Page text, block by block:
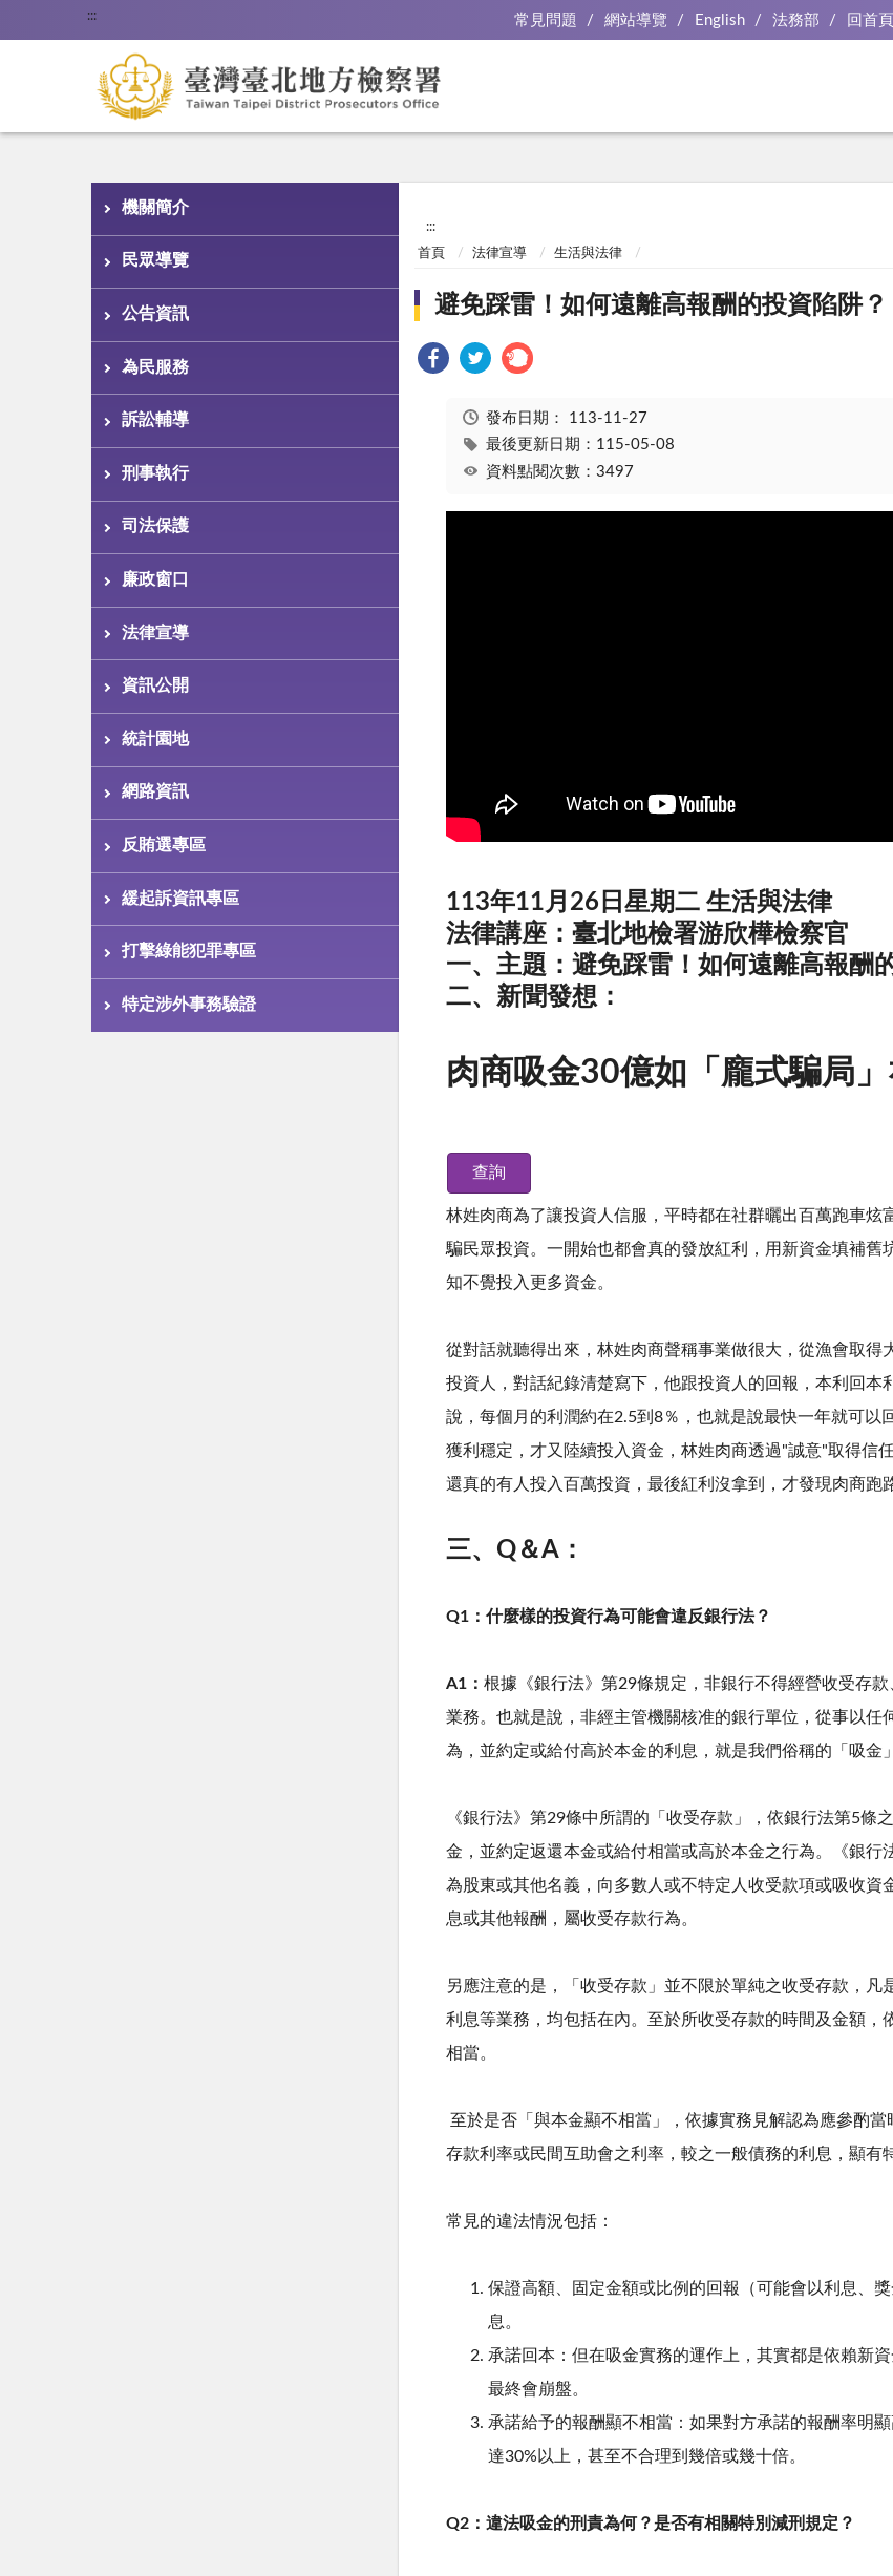
::: 常見問題 網站導覽 English 法務部 回首頁
機關簡介
民眾導覽
公告資訊
為民服務
訴訟輔導
刑事執行
司法保護
廉政窗口
法律宣導
資訊公開
統計園地
網路資訊
反賄選專區
緩起訴資訊專區
打擊綠能犯罪專區
特定涉外事務驗證
:::
首頁 法律宣導 生活與法律
避免踩雷！如何遠離高報酬的投資陷阱？
發布日期： 113-11-27
最後更新日期：115-05-08
資料點閱次數：3497
113年11月26日星期二 生活與法律
法律講座：臺北地檢署游欣樺檢察官
一、主題：避免踩雷！如何遠離高報酬
二、新聞發想：
肉商吸金30億如「龐式騙局
查詢
林姓肉商為了讓投資人信服，平時都在社群曬出百萬跑車
騙民眾投資。一開始也都會真的發放紅利，用新資金填補
知不覺投入更多資金。
從對話就聽得出來，林姓肉商聲稱事業做很大，從漁會取
投資人，對話紀錄清楚寫下，他跟投資人的回報，本利回本
說，每個月的利潤約在2.5到8％，也就是說最快一年就可以
獲利穩定，才又陸續投入資金，林姓肉商透過"誠意"取得信
還真的有人投入百萬投資，最後紅利沒拿到，才發現肉商跑
三、Q＆A：
Q1：什麼樣的投資行為可能會違反銀行法？
A1： 根據《銀行法》第29條規定，非銀行不得經營收受存
業務。也就是說，非經主管機關核准的銀行單位，從事以
為，並約定或給付高於本金的利息，就是我們俗稱的「吸金
《銀行法》第29條中所謂的「收受存款」，依銀行法第5條
金，並約定返還本金或給付相當或高於本金之行為。《銀行
為股東或其他名義，向多數人或不特定人收受款項或吸收
息或其他報酬，屬收受存款行為。
另應注意的是，「收受存款」並不限於單純之收受存款，
利息等業務，均包括在內。至於所收受存款的時間及金額
相當。
至於是否「與本金顯不相當」，依據實務見解認為應參酌
存款利率或民間互助會之利率，較之一般債務的利息，顯有
常見的違法情況包括：
保證高額、固定金額或比例的回報（可能會以利息、
息。
承諾回本：但在吸金實務的運作上，其實都是依賴新
最終會崩盤。
承諾給予的報酬顯不相當：如果對方承諾的報酬率明
達30%以上，甚至不合理到幾倍或幾十倍。
Q2：違法吸金的刑責為何？是否有相關特別減刑規定？